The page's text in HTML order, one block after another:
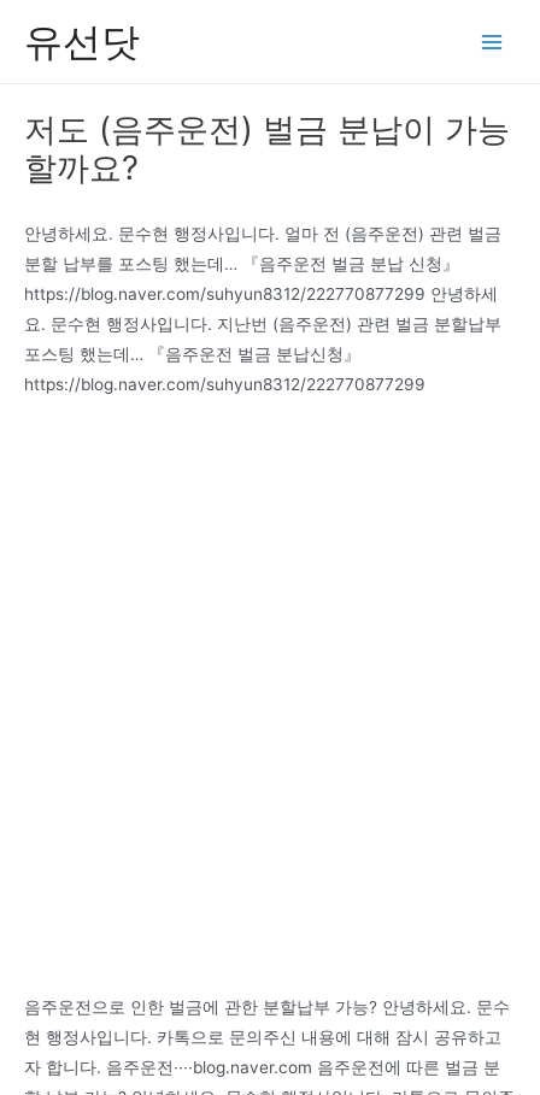
유선닷
저도 (음주운전) 벌금 분납이 가능
할까요?
안녕하세요. 문수현 행정사입니다. 얼마 전 (음주운전) 관련 벌금
분할 납부를 포스팅 했는데… 『음주운전 벌금 분납 신청』
https://blog.naver.com/suhyun8312/222770877299 안녕하세
요. 문수현 행정사입니다. 지난번 (음주운전) 관련 벌금 분할납부
포스팅 했는데… 『음주운전 벌금 분납신청』
https://blog.naver.com/suhyun8312/222770877299
음주운전으로 인한 벌금에 관한 분할납부 가능? 안녕하세요. 문수
현 행정사입니다. 카톡으로 문의주신 내용에 대해 잠시 공유하고
자 합니다. 음주운전····blog.naver.com 음주운전에 따른 벌금 분